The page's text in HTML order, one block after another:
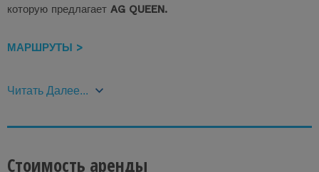
которую предлагает AG QUEEN.
МАРШРУТЫ >
Читать Далее...
Стоимость аренды